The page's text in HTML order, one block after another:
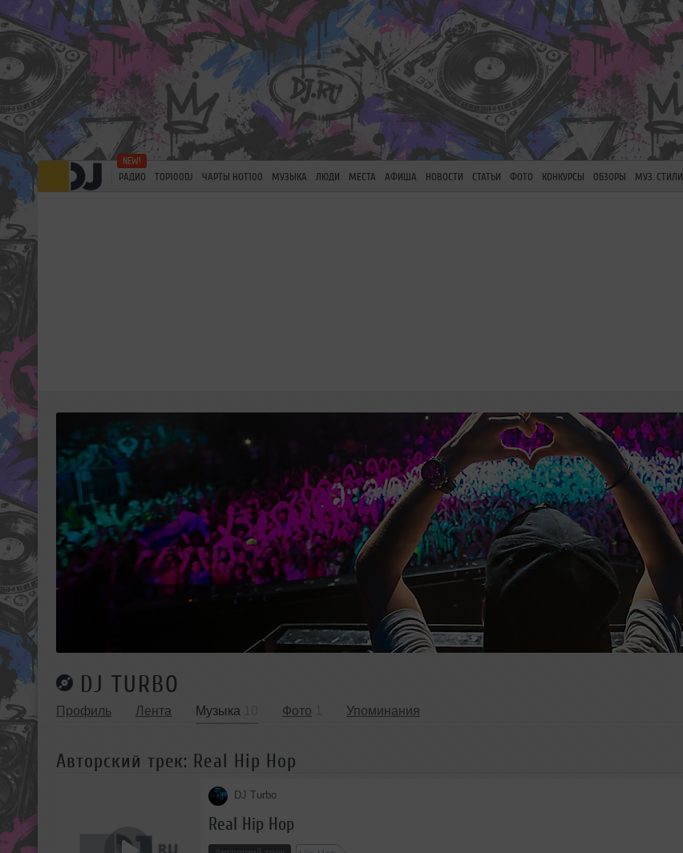
РАДИО TOP100DJ ЧАРТЫ HOT100 МУЗЫКА ЛЮДИ МЕСТА АФИША НОВОСТИ СТАТЬИ ФОТО КОНКУРСЫ ОБЗОРЫ МУЗ. СТИЛИ
DJ TURBO
Профиль Лента Музыка Фото Упоминания
Авторский трек: Real Hip Hop
DJ Turbo
Real Hip Hop